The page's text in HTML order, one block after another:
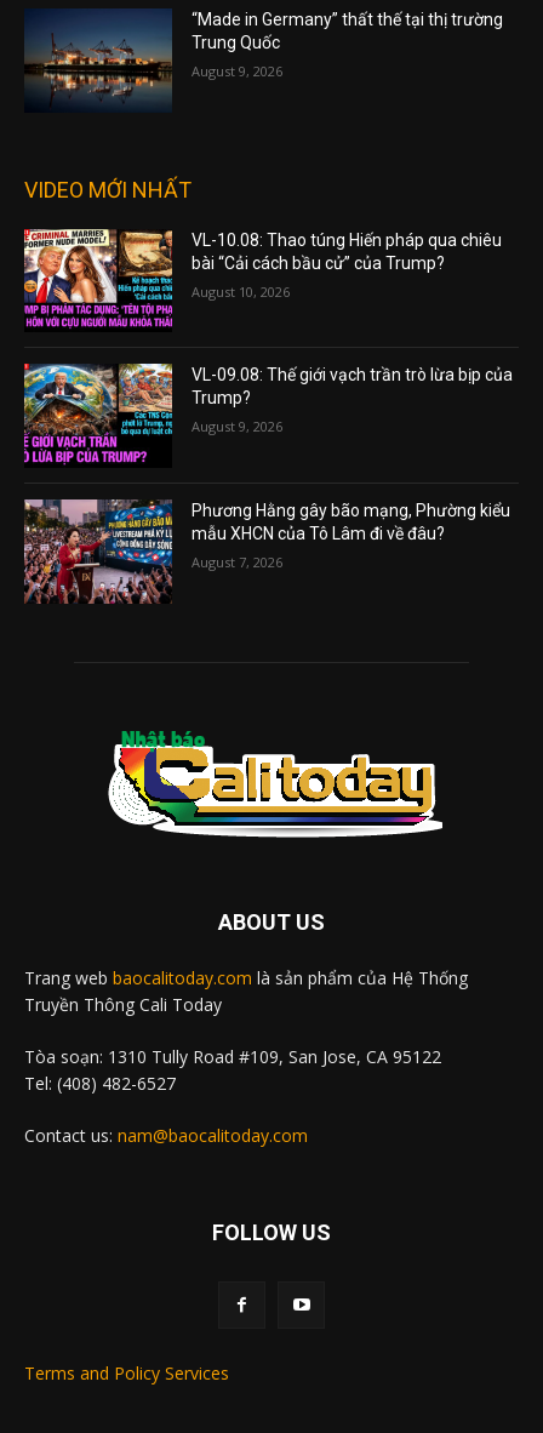
“Made in Germany” thất thế tại thị trường
Trung Quốc
August 9, 2026
VIDEO MỚI NHẤT
VL-10.08: Thao túng Hiến pháp qua chiêu
bài “Cải cách bầu cử” của Trump?
August 10, 2026
VL-09.08: Thế giới vạch trần trò lừa bịp của
Trump?
August 9, 2026
Phương Hằng gây bão mạng, Phường kiểu
mẫu XHCN của Tô Lâm đi về đâu?
August 7, 2026
ABOUT US
Trang web baocalitoday.com là sản phẩm của Hệ Thống
Truyền Thông Cali Today
Tòa soạn: 1310 Tully Road #109, San Jose, CA 95122
Tel: (408) 482-6527
Contact us: nam@baocalitoday.com
FOLLOW US
Terms and Policy Services